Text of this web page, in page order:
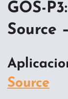
GOS-
Source
Source